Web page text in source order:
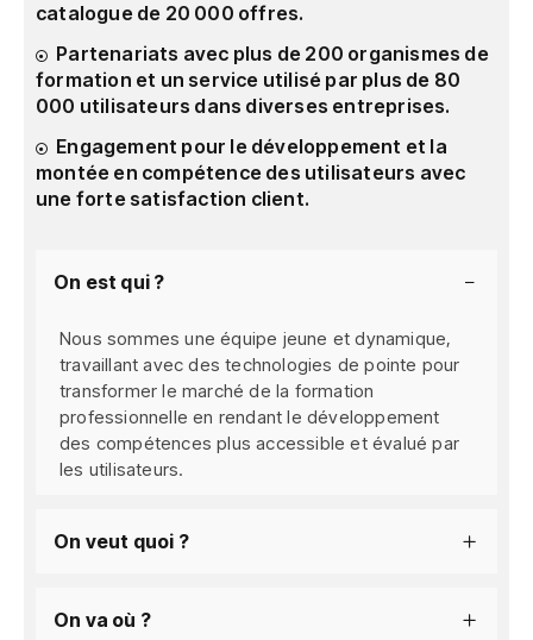
catalogue de 20 000 offres.
Partenariats avec plus de 200 organismes de
formation et un service utilisé par plus de 80
000 utilisateurs dans diverses entreprises.
Engagement pour le développement et la
montée en compétence des utilisateurs avec
une forte satisfaction client.
On est qui ?
Nous sommes une équipe jeune et dynamique,
travaillant avec des technologies de pointe pour
transformer le marché de la formation
professionnelle en rendant le développement
des compétences plus accessible et évalué par
les utilisateurs.
On veut quoi ?
On va où ?